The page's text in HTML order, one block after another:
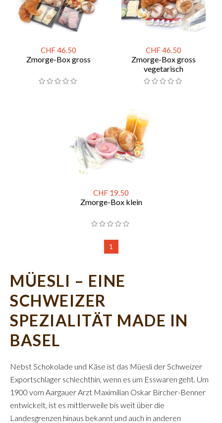
CHF 46.50
Zmorge-Box gross
CHF 46.50
Zmorge-Box gross
vegetarisch
CHF 19.50
Zmorge-Box klein
1
MÜESLI – EINE
SCHWEIZER
SPEZIALITÄT MADE IN
BASEL
Nebst Schokolade und Käse ist das Müesli der Schweizer
Exportschlager schlechthin, wenn es um Esswaren geht. Um
1900 vom Aargauer Arzt Maximilian Oskar Bircher-Benner
entwickelt, ist es mittlerweile bis weit über die
Landesgrenzen hinaus bekannt und auch in anderen